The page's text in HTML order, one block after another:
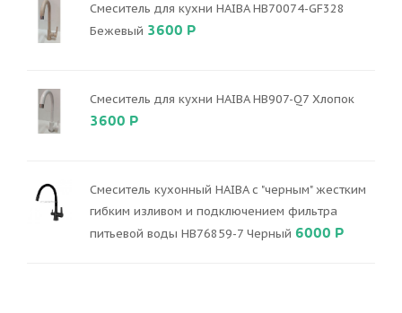
Смеситель для кухни HAIBA HB70074-GF328
Бежевый 3600 Р
Смеситель для кухни HAIBA HB907-Q7 Хлопок
3600 Р
Смеситель кухонный HAIBA с "черным" жестким
гибким изливом и подключением фильтра
питьевой воды HB76859-7 Черный 6000 Р